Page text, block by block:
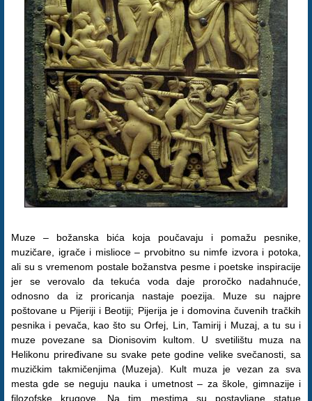
Muze – božanska bića koja poučavaju i pomažu pesnike,
muzičare, igrače i mislioce – prvobitno su nimfe izvora i potoka,
ali su s vremenom postale božanstva pesme i poetske inspiracije
jer se verovalo da tekuća voda daje proročko nadahnuće,
odnosno da iz proricanja nastaje poezija. Muze su najpre
poštovane u Pijeriji i Beotiji; Pijerija je i domovina čuvenih tračkih
pesnika i pevača, kao što su Orfej, Lin, Tamirij i Muzaj, a tu su i
muze povezane sa Dionisovim kultom. U svetilištu muza na
Helikonu priređivane su svake pete godine velike svečanosti, sa
muzičkim takmičenjima (Muzeja). Kult muza je vezan za sva
mesta gde se neguju nauka i umetnost – za škole, gimnazije i
filozofske krugove. Na tim mestima su postavljane statue